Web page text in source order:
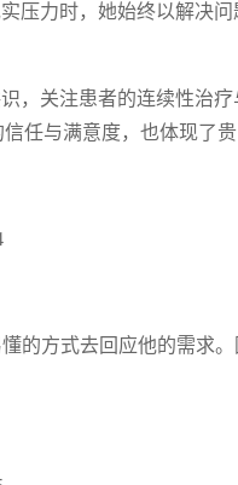
压力时，她始终以解决
，关注患者的连续性治
任与满意度，也体现了
的方式去回应他的需求